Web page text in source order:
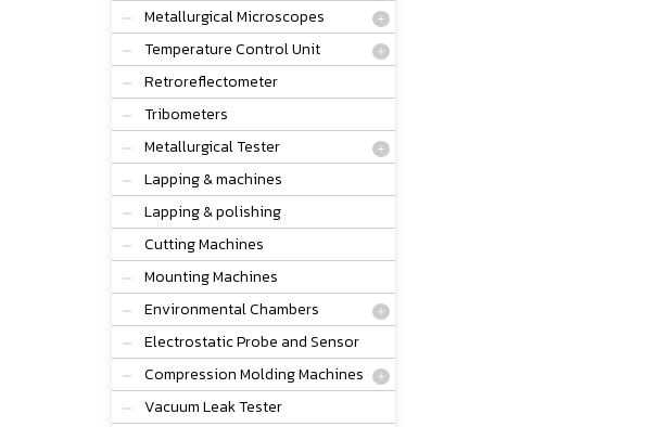
Metallurgical Microscopes
Temperature Control Unit
Retroreflectometer
Tribometers
Metallurgical Tester
Lapping & machines
Lapping & polishing
Cutting Machines
Mounting Machines
Environmental Chambers
Electrostatic Probe and Sensor
Compression Molding Machines
Vacuum Leak Tester